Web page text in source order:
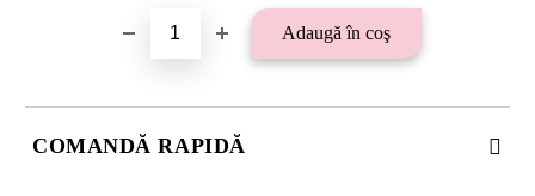
COMANDĂ RAPIDĂ